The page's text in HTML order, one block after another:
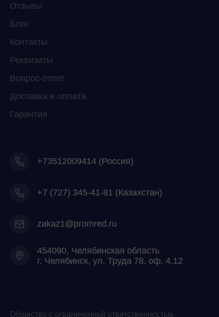
Отзывы
Блог
Контакты
Реквизиты
Вопрос-ответ
Доставка и оплата
Гарантия
+73512009414 (Россия)
+7 (727) 345-41-81 (Казахстан)
zakaz1@promred.ru
454090, Челябинская область
г. Челябинск, ул. Труда 78, оф. 4.12
Общество с ограниченной ответственностью
Мессенджеры
Свяжитесь с нами через любой удобный
Telegram